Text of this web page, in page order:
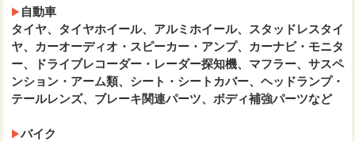
自動車
タイヤ、タイヤホイール、アルミホイール、スタッドレスタイ
ヤ、カーオーディオ・スピーカー・アンプ、カーナビ・モニタ
ー、ドライブレコーダー・レーダー探知機、マフラー、サスペ
ンション・アーム類、シート・シートカバー、ヘッドランプ・
テールレンズ、ブレーキ関連パーツ、ボディ補強パーツなど
バイク